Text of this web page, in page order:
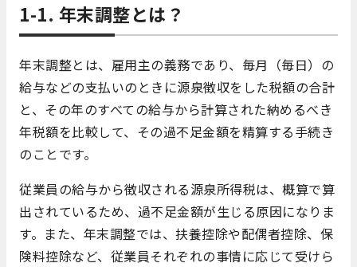
1-1. 年末調整とは？
年末調整とは、雇用主の義務であり、毎月（毎日）の
給与などの支払いのときに源泉徴収をした税額の合計
と、その年のすべての給与から計算された納めるべき
年税額を比較して、その過不足金額を精算する手続き
のことです。
従業員の給与から徴収される源泉所得税は、概算で算
出されているため、過不足金額が生じる原因になりま
す。また、年末調整では、扶養控除や配偶者控除、保
険料控除など、従業員それぞれの事情に応じて受けら